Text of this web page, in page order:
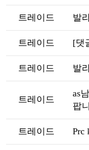
제휴업체
트레이드
판매
나눔
트레이드 발
트레이드 [댓
트레이드 발
트레이드
as
팝
트레이드 Prc